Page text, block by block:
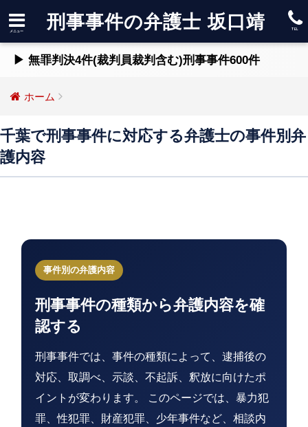
刑事事件の弁護士 坂口靖
▶ 無罪判決4件(裁判員裁判含む)刑事事件600件
ホーム
千葉で刑事事件に対応する弁護士の事件別弁
護内容
事件別の弁護内容
刑事事件の種類から弁護内容を確
認する
刑事事件では、事件の種類によって、逮捕後の
対応、取調べ、示談、不起訴、釈放に向けたポ
イントが変わります。 このページでは、暴力犯
罪、性犯罪、財産犯罪、少年事件など、相談内